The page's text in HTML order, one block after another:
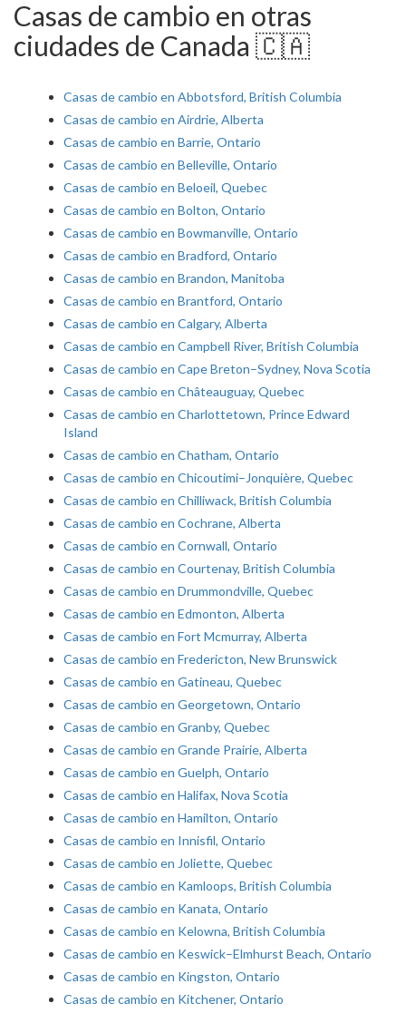
Casas de cambio en otras
ciudades de Canada 🇨🇦
Casas de cambio en Abbotsford, British Columbia
Casas de cambio en Airdrie, Alberta
Casas de cambio en Barrie, Ontario
Casas de cambio en Belleville, Ontario
Casas de cambio en Beloeil, Quebec
Casas de cambio en Bolton, Ontario
Casas de cambio en Bowmanville, Ontario
Casas de cambio en Bradford, Ontario
Casas de cambio en Brandon, Manitoba
Casas de cambio en Brantford, Ontario
Casas de cambio en Calgary, Alberta
Casas de cambio en Campbell River, British Columbia
Casas de cambio en Cape Breton–Sydney, Nova Scotia
Casas de cambio en Châteauguay, Quebec
Casas de cambio en Charlottetown, Prince Edward
Island
Casas de cambio en Chatham, Ontario
Casas de cambio en Chicoutimi–Jonquière, Quebec
Casas de cambio en Chilliwack, British Columbia
Casas de cambio en Cochrane, Alberta
Casas de cambio en Cornwall, Ontario
Casas de cambio en Courtenay, British Columbia
Casas de cambio en Drummondville, Quebec
Casas de cambio en Edmonton, Alberta
Casas de cambio en Fort Mcmurray, Alberta
Casas de cambio en Fredericton, New Brunswick
Casas de cambio en Gatineau, Quebec
Casas de cambio en Georgetown, Ontario
Casas de cambio en Granby, Quebec
Casas de cambio en Grande Prairie, Alberta
Casas de cambio en Guelph, Ontario
Casas de cambio en Halifax, Nova Scotia
Casas de cambio en Hamilton, Ontario
Casas de cambio en Innisfil, Ontario
Casas de cambio en Joliette, Quebec
Casas de cambio en Kamloops, British Columbia
Casas de cambio en Kanata, Ontario
Casas de cambio en Kelowna, British Columbia
Casas de cambio en Keswick–Elmhurst Beach, Ontario
Casas de cambio en Kingston, Ontario
Casas de cambio en Kitchener, Ontario